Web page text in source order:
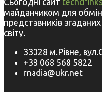
майданчиком для
представників
світу.
33028 м.Рівне,
+38 068 568 5822
rnadia@ukr.net